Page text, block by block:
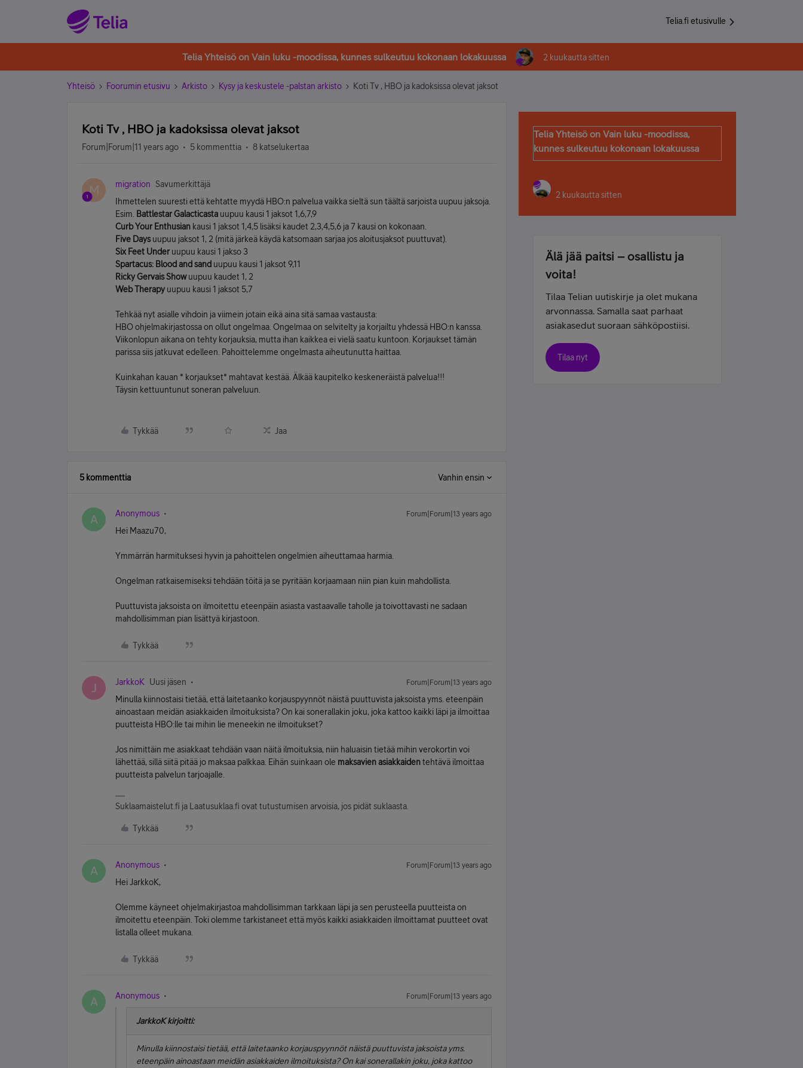
Telia.fi etusivulle
Telia Yhteisö on Vain luku -moodissa, kunnes sulkeutuu kokonaan lokakuussa 2 kuukautta sitten
Yhteisö Foorumin etusivu Arkisto Kysy ja keskustele -palstan arkisto Koti Tv , HBO ja kadoksissa olevat jaksot
Koti Tv , HBO ja kadoksissa olevat jaksot
Forum|Forum|11 years ago 5 kommenttia 8 katselukertaa
M migration
Savumerkittäjä
Ihmettelen suuresti että kehtatte myydä HBO:n palvelua vaikka sieltä sun täältä sarjoista uupuu jaksoja.
Esim.
Battlestar Galacticasta uupuu kausi 1 jaksot 1,6,7,9
Curb Your Enthusian kausi 1 jaksot 1,4,5 lisäksi kaudet 2,3,4,5,6 ja 7 kausi on kokonaan.
Five Daysuupuu jaksot 1, 2 (mitä järkeä käydä katsomaan sarjaa jos aloitusjaksot puuttuvat).
Six Feet Under uupuu kausi 1 jakso 3
Spartacus: Blood and sand uupuu kausi 1 jaksot 9,11
Ricky Gervais Showuupuu kaudet 1, 2
Web Therapy uupuu kausi 1 jaksot 5,7
Tehkää nyt asialle vihdoin ja viimein jotain eikä aina sitä samaa vastausta:
HBO ohjelmakirjastossa on ollut ongelmaa. Ongelmaa on selvitelty ja korjailtu yhdessä HBO:n kanssa.
Viikonlopun aikana on tehty korjauksia, mutta ihan kaikkea ei vielä saatu kuntoon. Korjaukset tämän
parissa siis jatkuvat edelleen. Pahoittelemme ongelmasta aiheutunutta haittaa.
Kuinkahan kauan * korjaukset* mahtavat kestää. Älkää kaupitelko keskeneräistä palvelua!!!
Täysin kettuuntunut soneran palveluun.
Tykkää Jaa
5 kommenttia Vanhin ensin
A Anonymous Forum|Forum|13 years ago
Hei Maazu70,
Ymmärrän harmituksesi hyvin ja pahoittelen ongelmien aiheuttamaa harmia.
Ongelman ratkaisemiseksi tehdään töitä ja se pyritään korjaamaan niin pian kuin mahdollista.
Puuttuvista jaksoista on ilmoitettu eteenpäin asiasta vastaavalle taholle ja toivottavasti ne sadaan
mahdollisimman pian lisättyä kirjastoon.
Tykkää
J JarkkoK Uusi jäsen Forum|Forum|13 years ago
Minulla kiinnostaisi tietää, että laitetaanko korjauspyynnöt näistä puuttuvista jaksoista yms. eteenpäin
ainoastaan meidän asiakkaiden ilmoituksista? On kai sonerallakin joku, joka kattoo kaikki läpi ja ilmoittaa
puutteista HBO:lle tai mihin lie meneekin ne ilmoitukset?
Jos nimittäin me asiakkaat tehdään vaan näitä ilmoituksia, niin haluaisin tietää mihin verokortin voi
lähettää, sillä siitä pitää jo maksaa palkkaa. Eihän suinkaan ole maksavien asiakkaidentehtävä ilmoittaa
puutteista palvelun tarjoajalle.
Suklaamaistelut.fi ja Laatusuklaa.fi ovat tutustumisen arvoisia, jos pidät suklaasta.
Tykkää
A Anonymous Forum|Forum|13 years ago
Hei JarkkoK,
Olemme käyneet ohjelmakirjastoa mahdollisimman tarkkaan läpi ja sen perusteella puutteista on
ilmoitettu eteenpäin. Toki olemme tarkistaneet että myös kaikki asiakkaiden ilmoittamat puutteet ovat
listalla olleet mukana.
Tykkää
A Anonymous Forum|Forum|13 years ago
JarkkoK kirjoitti:
Minulla kiinnostaisi tietää, että laitetaanko korjauspyynnöt näistä puuttuvista jaksoista yms.
eteenpäin ainoastaan meidän asiakkaiden ilmoituksista? On kai sonerallakin joku, joka kattoo
Telia Yhteisö on Vain luku -moodissa,
kunnes sulkeutuu kokonaan lokakuussa
2 kuukautta sitten
Älä jää paitsi – osallistu ja
voita!
Tilaa Telian uutiskirje ja olet mukana
arvonnassa. Samalla saat parhaat
asiakasedut suoraan sähköpostiisi.
Tilaa nyt